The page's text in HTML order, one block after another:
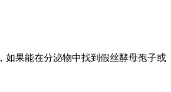
如果能在分泌物中找到假丝酵母孢子或